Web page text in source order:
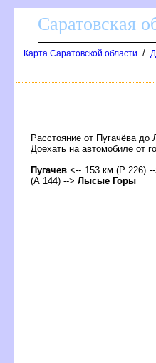
Саратовская
Карта Саратовской области /
Расстояние от Пугачёва до
Доехать на автомобиле от
Пугаче <-- 153 км (Р 226)
(А 144) --> Лысые Горы